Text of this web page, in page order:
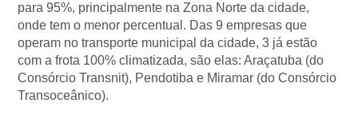
para 95%, principalmente na Zona Norte da cidade,
onde tem o menor percentual. Das 9 empresas que
operam no transporte municipal da cidade, 3 já estão
com a frota 100% climatizada, são elas: Araçatuba (do
Consórcio Transnit), Pendotiba e Miramar (do Consórcio
Transoceânico).